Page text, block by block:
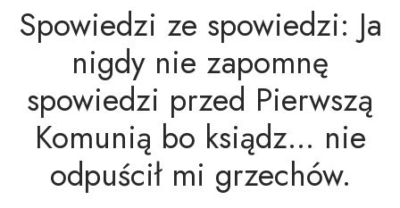
Spowiedzi ze spowiedzi: Ja
nigdy nie zapomnę
spowiedzi przed Pierwszą
Komunią bo ksiądz… nie
odpuścił mi grzechów.